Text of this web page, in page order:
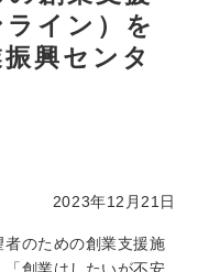
イン）を
興センタ
2023年12月21日
のための創業支援施